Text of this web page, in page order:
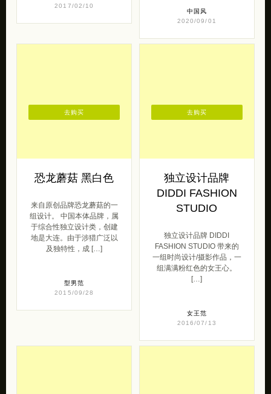
2017/02/10
中国风
2020/09/01
恐龙蘑菇 黑白色
来自原创品牌恐龙蘑菇的一
组设计。 中国本体品牌，属
于综合性独立设计类，创建
地是大连。由于涉猎广泛以
及独特性，成 […]
型男范
2015/09/28
去购买
独立设计品牌
DIDDI FASHION
STUDIO
独立设计品牌 DIDDI
FASHION STUDIO 带来的
一组时尚设计/摄影作品，一
组满满粉红色的女王心。
[…]
女王范
2016/07/13
去购买